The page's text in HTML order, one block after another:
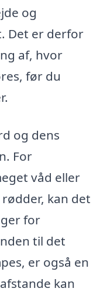
og
Det er derfor
af, hvor
før du
og dens
For
våd eller
kan det
for
til det
er også en
kan